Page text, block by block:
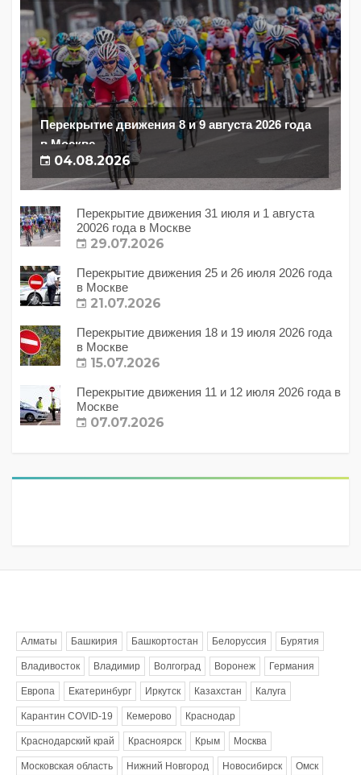
Перекрытие движения 8 и 9 августа 2026 года
в Москве
04.08.2026
Перекрытие движения 31 июля и 1 августа
20026 года в Москве
29.07.2026
Перекрытие движения 25 и 26 июля 2026 года
в Москве
21.07.2026
Перекрытие движения 18 и 19 июля 2026 года
в Москве
15.07.2026
Перекрытие движения 11 и 12 июля 2026 года в
Москве
07.07.2026
Алматы Башкирия Башкортостан Белоруссия Бурятия
Владивосток Владимир Волгоград Воронеж Германия
Европа Екатеринбург Иркутск Казахстан Калуга
Карантин COVID-19 Кемерово Краснодар
Краснодарский край Красноярск Крым Москва
Московская область Нижний Новгород Новосибирск Омск